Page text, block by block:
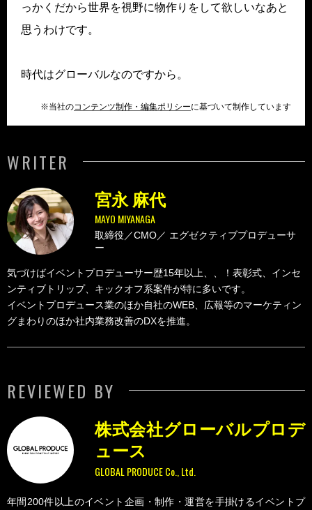
っかくだから世界を視野に物作りをして欲しいなあと
思うわけです。
時代はグローバルなのですから。
※当社のコンテンツ制作・編集ポリシーに基づいて制作しています
WRITER
MAYO MIYANAGA
宮永 麻代
取締役／CMO／ エグゼクティブプロデューサ
ー
気づけばイベントプロデューサー歴15年以上、、！表彰式、インセ
ンティブトリップ、キックオフ系案件が特に多いです。
イベントプロデュース業のほか自社のWEB、広報等のマーケティン
グまわりのほか社内業務改善のDXを推進。
REVIEWED BY
GLOBAL PRODUCE Co., Ltd.
株式会社グローバルプロデ
ュース
年間200件以上のイベント企画・制作・運営を手掛けるイベントプ